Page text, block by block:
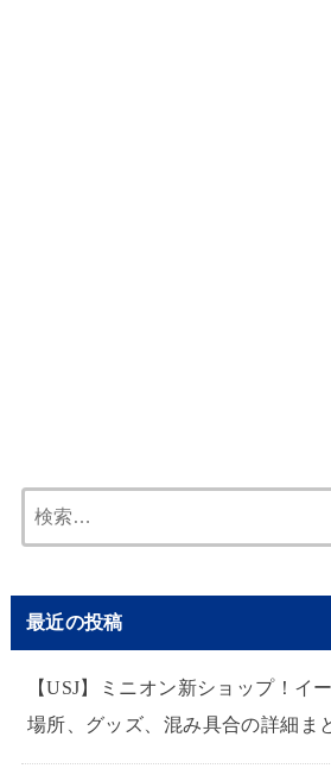
索:
最近の投稿
【USJ】ミニオン新ショップ！イ
場所、グッズ、混み具合の詳細ま